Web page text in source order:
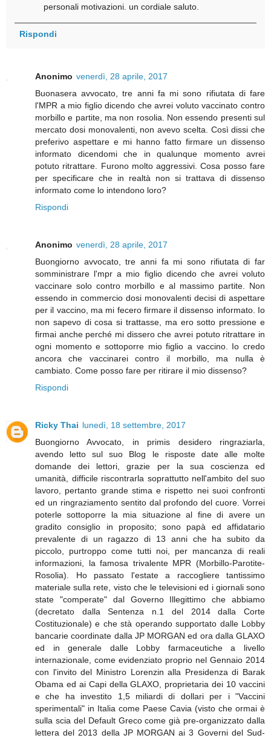
personali motivazioni. un cordiale saluto.
Rispondi
Anonimo venerdì, 28 aprile, 2017
Buonasera avvocato, tre anni fa mi sono rifiutata di fare
l'MPR a mio figlio dicendo che avrei voluto vaccinato contro
morbillo e partite, ma non rosolia. Non essendo presenti sul
mercato dosi monovalenti, non avevo scelta. Così dissi che
preferivo aspettare e mi hanno fatto firmare un dissenso
informato dicendomi che in qualunque momento avrei
potuto ritrattare. Furono molto aggressivi. Cosa posso fare
per specificare che in realtà non si trattava di dissenso
informato come lo intendono loro?
Rispondi
Anonimo venerdì, 28 aprile, 2017
Buongiorno avvocato, tre anni fa mi sono rifiutata di far
somministrare l'mpr a mio figlio dicendo che avrei voluto
vaccinare solo contro morbillo e al massimo partite. Non
essendo in commercio dosi monovalenti decisi di aspettare
per il vaccino, ma mi fecero firmare il dissenso informato. Io
non sapevo di cosa si trattasse, ma ero sotto pressione e
firmai anche perché mi dissero che avrei potuto ritrattare in
ogni momento e sottoporre mio figlio a vaccino. Io credo
ancora che vaccinarei contro il morbillo, ma nulla è
cambiato. Come posso fare per ritirare il mio dissenso?
Rispondi
Ricky Thai lunedì, 18 settembre, 2017
Buongiorno Avvocato, in primis desidero ringraziarla,
avendo letto sul suo Blog le risposte date alle molte
domande dei lettori, grazie per la sua coscienza ed
umanità, difficile riscontrarla soprattutto nell'ambito del suo
lavoro, pertanto grande stima e rispetto nei suoi confronti
ed un ringraziamento sentito dal profondo del cuore. Vorrei
poterle sottoporre la mia situazione al fine di avere un
gradito consiglio in proposito; sono papà ed affidatario
prevalente di un ragazzo di 13 anni che ha subito da
piccolo, purtroppo come tutti noi, per mancanza di reali
informazioni, la famosa trivalente MPR (Morbillo-Parotite-
Rosolia). Ho passato l'estate a raccogliere tantissimo
materiale sulla rete, visto che le televisioni ed i giornali sono
state "comperate" dal Governo Illegittimo che abbiamo
(decretato dalla Sentenza n.1 del 2014 dalla Corte
Costituzionale) e che stà operando supportato dalle Lobby
bancarie coordinate dalla JP MORGAN ed ora dalla GLAXO
ed in generale dalle Lobby farmaceutiche a livello
internazionale, come evidenziato proprio nel Gennaio 2014
con l'invito del Ministro Lorenzin alla Presidenza di Barak
Obama ed ai Capi della GLAXO, proprietaria dei 10 vaccini
e che ha investito 1,5 miliardi di dollari per i "Vaccini
sperimentali" in Italia come Paese Cavia (visto che ormai è
sulla scia del Default Greco come già pre-organizzato dalla
lettera del 2013 della JP MORGAN ai 3 Governi del Sud-